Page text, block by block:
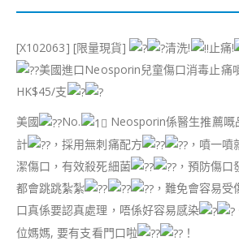
[X102063] [限量現貨] 清洗! 止痛!
美國進口Neosporin兒童傷口消毒止痛
HK$45/支
美國
No.
Neosporin係醫生推薦嘅
計
，採用無刺痛配方
，噴一
潔傷口，有效殺死細菌
，預防傷口
都會跳跳紮紮
，難免會容易受
口真係要認真處理，唔係好容易感染
位媽媽, 要有支看門口啦
！